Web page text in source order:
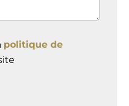
politique de